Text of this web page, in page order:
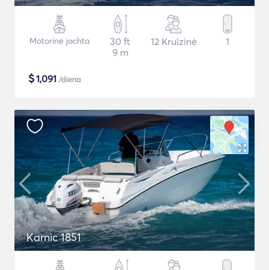
Motorinė jachta
30 ft
9 m
12 Kruizinė 1
$1,091 /diena
Karnic 1851